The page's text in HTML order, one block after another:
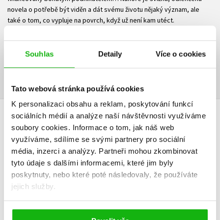
Souhlas Detaily Více o cookies
Tato webová stránka používá cookies
K personalizaci obsahu a reklam, poskytování funkcí
sociálních médií a analýze naší návštěvnosti využíváme
soubory cookies. Informace o tom, jak náš web
využíváme, sdílíme se svými partnery pro sociální
média, inzerci a analýzy. Partneři mohou zkombinovat
tyto údaje s dalšími informacemi, které jim byly
poskytnuty, nebo které poté následovaly, že používáte
jejich služby.
novela o potřebě být viděn a dát svému životu nějaký význam, ale
také o tom, co vypluje na povrch, když už není kam utéct.
Ke stažení
PDF Ukázka.pdf
HODNOCENÍ ČTENÁŘŮ
V současné době nejsou vytvořena žádná uživatelská hodnocení.
Vaše hodnocení
Uživatelskou recenzi mohou vkládat pouze registrovaní uživatelé
Přihlásit